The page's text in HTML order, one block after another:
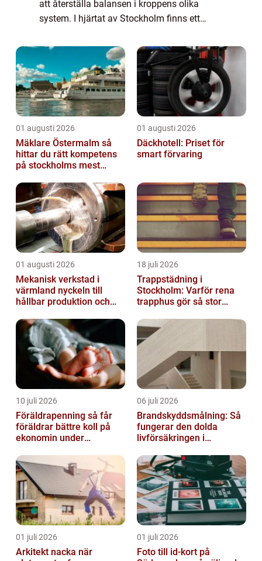
att återställa balansen i kroppens olika
system. I hjärtat av Stockholm finns ett
01 augusti 2026
Mäklare Östermalm så
hittar du rätt kompetens
på stockholms mest
01 augusti 2026
Däckhotell: Priset för
smart förvaring
01 augusti 2026
Mekanisk verkstad i
värmland nyckeln till
hållbar produktion och
18 juli 2026
Trappstädning i
Stockholm: Varför rena
trapphus gör så stor
10 juli 2026
Föräldrapenning så får
föräldrar bättre koll på
ekonomin under
06 juli 2026
Brandskyddsmålning: Så
fungerar den dolda
livförsäkringen i
01 juli 2026
Arkitekt nacka när
01 juli 2026
Foto till id-kort på